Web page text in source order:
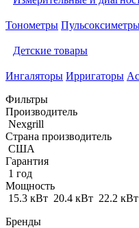
Тонометры
Детские товары
Ингаляторы Ирригаторы
Фильтры
Производитель
Nexgrill
Страна производитель
США
Гарантия
1 год
Мощность
15.3 кВт 20.4 кВт 22.2 кВт
Бренды